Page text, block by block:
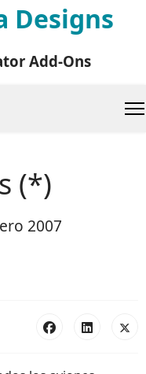
Designs
Add-Ons
(*)
2007